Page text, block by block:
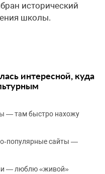
исторический
школы.
интересной, куда
— там быстро нахожу
сайты —
— люблю «живой»